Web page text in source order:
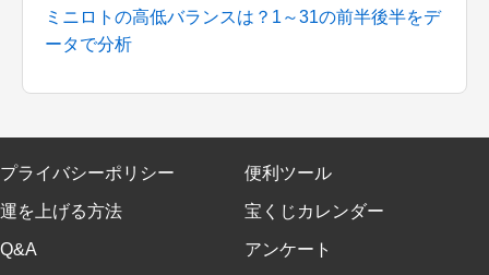
ミニロトの高低バランスは？1～31の前半後半をデ
ータで分析
プライバシーポリシー 便利ツール
運を上げる方法 宝くじカレンダー
Q&A アンケート